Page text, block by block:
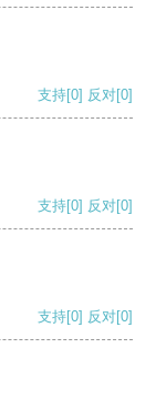
支持[0] 反对[0]
支持[0] 反对[0]
支持[0] 反对[0]